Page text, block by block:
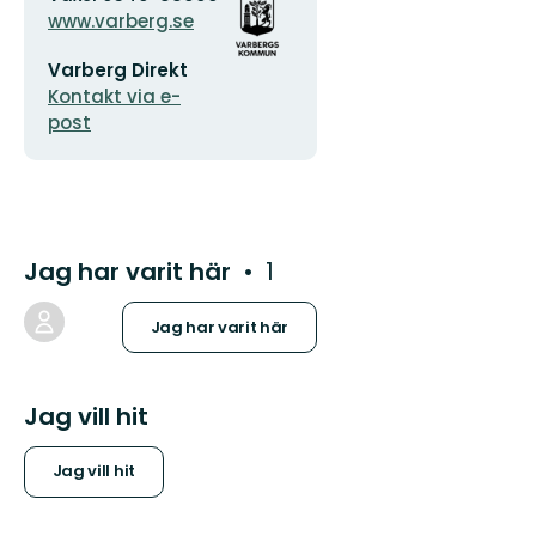
www.varberg.se
postadress
Varberg Direkt
Kontakt via e-
post
logotyp
Jag har varit här 1
Jag har varit här
Jag vill hit
Jag vill hit